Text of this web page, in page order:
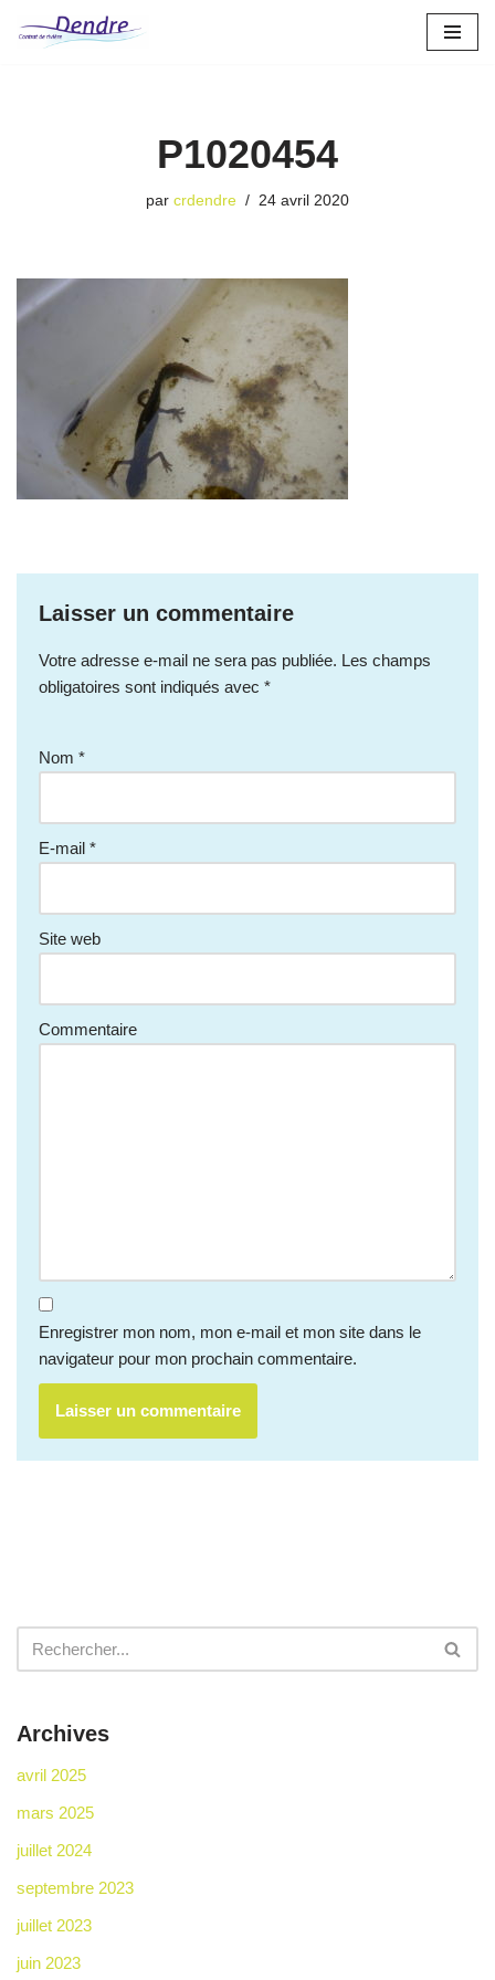
P1020454
par crdendre 24 avril 2020
Laisser un commentaire
Votre adresse e-mail ne sera pas publiée. Les champs
obligatoires sont indiqués avec *
Nom *
E-mail *
Site web
Commentaire
Enregistrer mon nom, mon e-mail et mon site dans le
navigateur pour mon prochain commentaire.
Archives
avril 2025
mars 2025
juillet 2024
septembre 2023
juillet 2023
juin 2023